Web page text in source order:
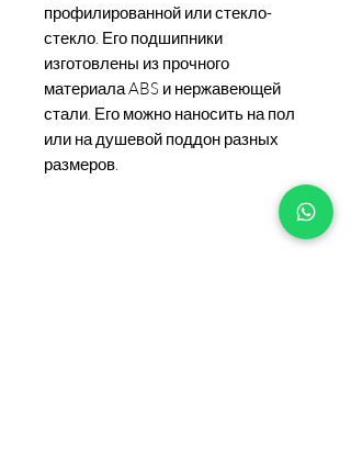
профилированной или стекло-
стекло. Его подшипники
изготовлены из прочного
материала ABS и нержавеющей
стали. Его можно наносить на пол
или на душевой поддон разных
размеров.